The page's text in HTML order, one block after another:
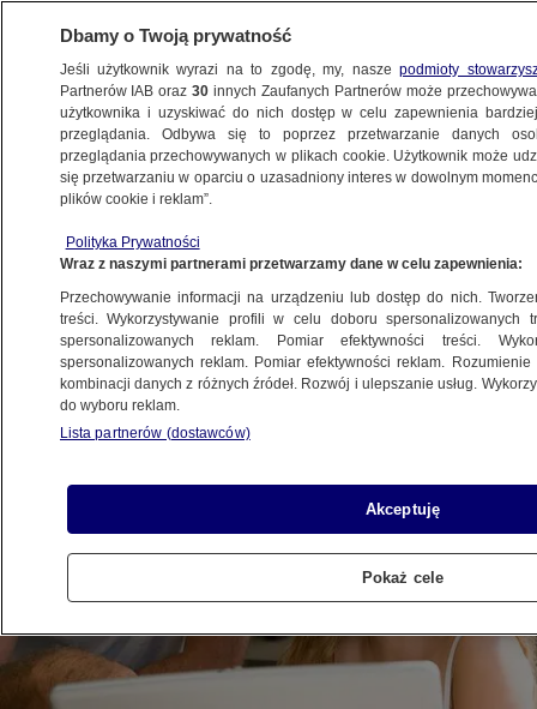
METEO
NAJNOWSZE
i Ciocię Wikipedię
1.03.2013, 11:42
Udostępnij
Dbamy o Twoją prywatność
Jeśli użytkownik wyrazi na to zgodę, my, naszepodmioty
Partnerów IAB oraz30 innych Zaufanych Partnerów może
użytkownika i uzyskiwać do nich dostęp w celu zapewnienia
przeglądania. Odbywa się to poprzez przetwarzanie danych
przeglądania przechowywanych w plikach cookie. Użytkownik może
się przetwarzaniu w oparciu o uzasadniony interes w dowolnym
plików cookie i reklam”.
Polityka Prywatności
Wraz z naszymi partnerami przetwarzamy dane w celu zapewnienia:
Przechowywanie informacji na urządzeniu lub dostęp do nich.
treści. Wykorzystywanie profili w celu doboru spersonalizowanych
spersonalizowanych reklam. Pomiar efektywności treści.
spersonalizowanych reklam. Pomiar efektywności reklam.
kombinacji danych z różnych źródeł. Rozwój i ulepszanie usług.
do wyboru reklam.
Lista partnerów (dostawców)
Akceptuję
Pokaż cele